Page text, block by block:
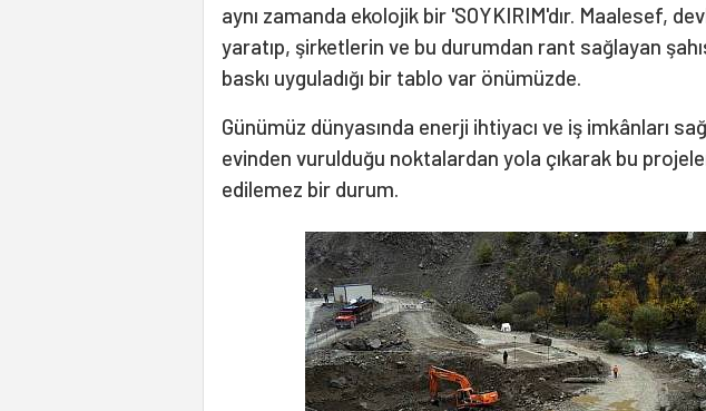
aynı zamanda ekolojik bir 'SOYKIRIM'dır. Maalesef,
yaratıp, şirketlerin ve bu durumdan rant sağlayan
baskı uyguladığı bir tablo var önümüzde.
Günümüz dünyasında enerji ihtiyacı ve iş imkânları
evinden vurulduğu noktalardan yola çıkarak bu
edilemez bir durum.